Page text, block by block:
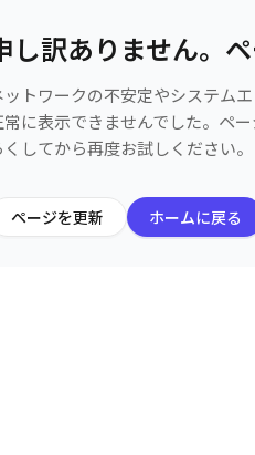
し訳ありません。
ットワークの不安定やシステム
常に表示できませんでした。ペ
くしてから再度お試しください。
ページを更新 ホームに戻る